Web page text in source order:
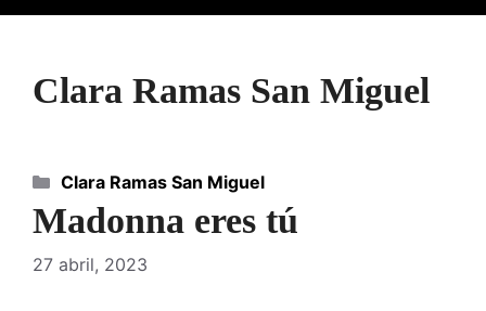
Clara Ramas San Miguel
Madonna eres tú
27 abril, 2023
Categorías
Clara Ramas San Miguel